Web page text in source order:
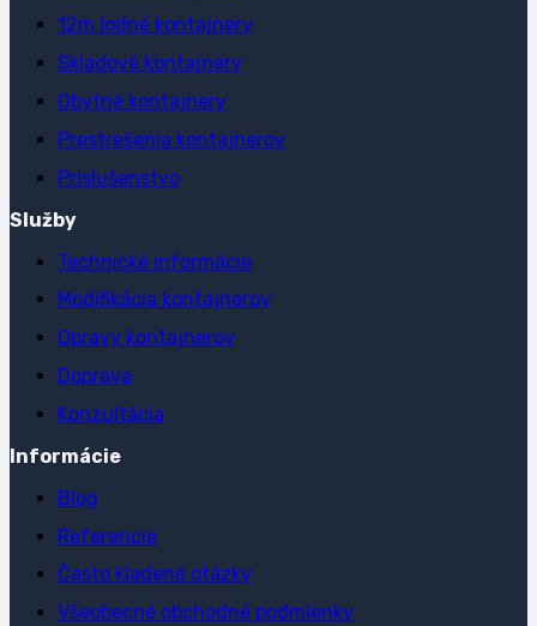
12m lodné kontajnery
Skladové kontajnery
Obytné kontajnery
Prestrešenia kontajnerov
Príslušenstvo
Služby
Technické informácie
Modifikácia kontajnerov
Opravy kontajnerov
Doprava
Konzultácia
Informácie
Blog
Referencie
Často kladené otázky
Všeobecné obchodné podmienky